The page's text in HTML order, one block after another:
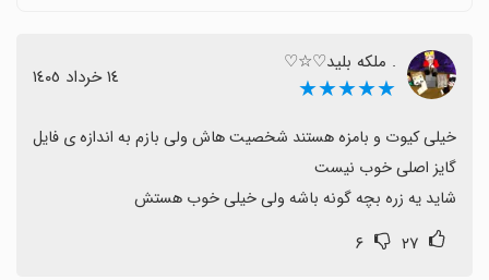
کرده‌اند و پیشنهادهایی مانند تغییرات ظاهری یا امکانات تازه
را مطرح می‌کنند.
در کل تجربه‌ای سرگرم‌کننده و ارزشمند برای دوستداران
بازی‌های دویدن چالشی است و ارزش امتحان را دارد.
. ملکه بليد♡☆♡
★★★★★ ١٤ خرداد ١٤٠٥
شاید یه زره بچه گونه باشه ولی خیلی خوب هستش
۲۷ ۶